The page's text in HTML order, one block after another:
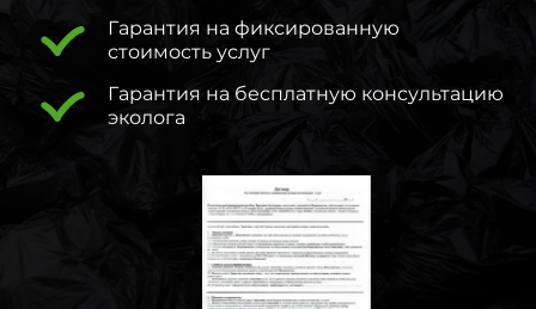
Гарантия на фиксированную
стоимость услуг
Гарантия на бесплатную консультацию
эколога